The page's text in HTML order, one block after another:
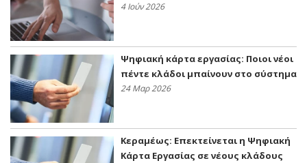
4 Ιούν 2026
Ψηφιακή κάρτα εργασίας: Ποιοι νέοι
πέντε κλάδοι μπαίνουν στο σύστημα
24 Μαρ 2026
Κεραμέως: Επεκτείνεται η Ψηφιακή
Κάρτα Εργασίας σε νέους κλάδους